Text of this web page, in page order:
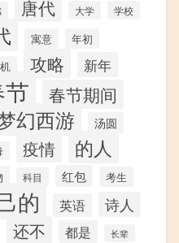
唐代 大学 学校
寓意 年初
攻略 新年
春节期间
幻西游 汤圆
疫情 的人
科目 红包
考生
的 英语 诗人
还不 都是 长辈